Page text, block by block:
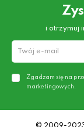
i otrzymuj
Zgadzam się na
marketingowych.